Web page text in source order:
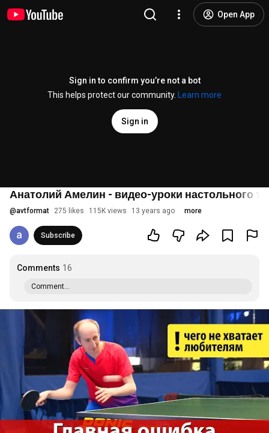
Open App
Sign in to confirm you’re not a bot
This helps protect our community.
Learn more
Sign in
Анатолий Амелин - видео-уроки настольного
@avtformat 275 likes 115K views 13 years ago more
Subscribe
Comments 16
Comment...